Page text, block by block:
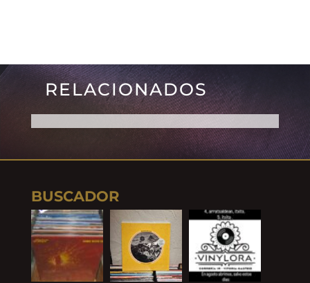
RELACIONADOS
BUSCADOR